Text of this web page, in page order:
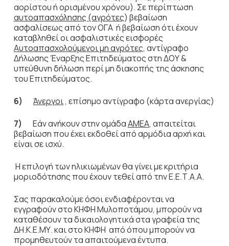
αορίστου ή ορισμένου χρόνου). Σε περίπτωση
αυτοαπασχόλησης (αγρότες) βεβαίωση
ασφαλίσεως από τον ΟΓΑ ή βεβαίωση ότι έχουν
καταβληθεί οι ασφαλιστικές εισφορές
Αυτοαπασχολούμενοι μη αγρότες, αντίγραφο
Δήλωσης Έναρξης Επιτηδεύματος στη ΔΟΥ &
υπεύθυνη δήλωση περί μη διακοπής της άσκησης
του Επιτηδεύματος.
6) Άνεργοι, επίσημο αντίγραφο (κάρτα ανεργίας)
7) Εάν ανήκουν στην ομάδαΑΜΕΑ, απαιτείται
βεβαίωση που έχει εκδοθεί από αρμόδια αρχή και
είναι σε ισχύ.
Η επιλογή των ηλικιωμένων θα γίνει με κριτήρια
μοριοδότησης που έχουν τεθεί από την Ε.Ε.Τ.Α.Α.
Σας παρακαλούμε όσοι ενδιαφέρονται να
εγγραφούν στο ΚΗΦΗ Μυλοποτάμου, μπορούν να
καταθέσουν τα δικαιολογητικά στα γραφεία της
ΔΗ.Κ.Ε.ΜΥ. και στο ΚΗΦΗ από όπου μπορούν να
προμηθευτούν τα απαιτούμενα έντυπα.